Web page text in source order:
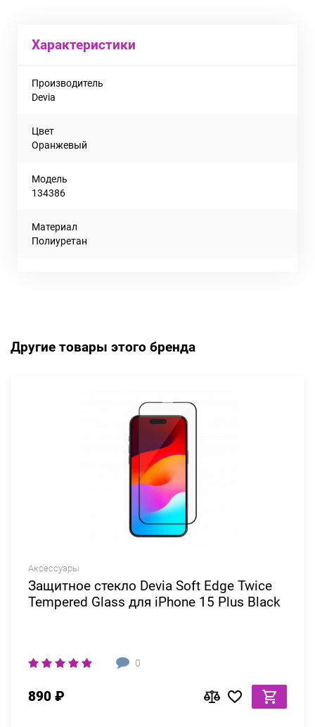
Характеристики
Производитель
Devia
Цвет
Оранжевый
Модель
134386
Материал
Полиуретан
Другие товары этого бренда
Аксессуары
Защитное стекло Devia Soft Edge Twice
Tempered Glass для iPhone 15 Plus Black
0
890 ₽